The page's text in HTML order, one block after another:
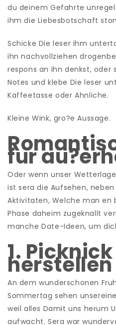
du deinem Gefahrte
ihm die Liebesbotschaft
Schicke Die leser ihm
ihn nachvollziehen
respons an ihn denkst, oder
Notes und klebe Die leser
Kaffeetasse oder Ahnliche.
Kleine Wink, gro?e Aussage.
fur
Oder wenn unser
ist sera die Aufsehen,
Aktivitaten, Welche man en
Phase daheim zugeknallt
manche Date-Ideen, um
1. Picknick
herstellen
An dem wunderschonen
Sommertag sehen
weil alles Damit uns herum
aufwacht. Sera war